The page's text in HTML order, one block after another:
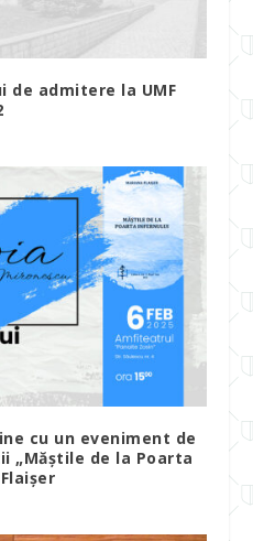
de admitere la UMF
cu un eveniment de
„Măștile de la Poarta